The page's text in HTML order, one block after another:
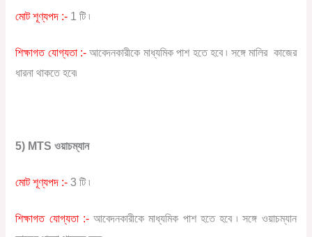
মোট শূণ্যপদ :- 1 টি ৷
শিক্ষাগত যোগ্যতা :- আবেদনকারীকে মাধ্যমিক পাশ হতে হবে ৷ সঙ্গে মালির কাজের
ধারনা থাকতে হবে৷
5) MTS ওয়াচম্যান
মোট শূণ্যপদ :- 3 টি ৷
শিক্ষাগত যোগ্যতা :-আবেদনকারীকে মাধ্যমিক পাশ হতে হবে ৷ সঙ্গে ওয়াচম্যান